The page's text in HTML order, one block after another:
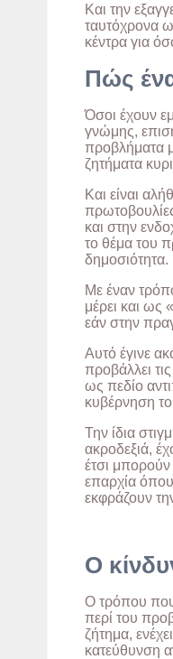
Και την
ταυτόχρονα
κέντρα για
Πώς
Όσοι έχουν
γνώμης,
προβλήματα
ζητήματα
Και είναι
και στην
το θέμα του
δημοσιότητα.
Με έναν
μέρει και ως
εάν στην
Αυτό έγινε
προβάλλει
ως πεδίο
κυβέρνηση
Την ίδια
ακροδεξιά,
έτσι μπορούν
επαρχία όπου
εκφράζουν
Ο
Ο τρόπου που
περί του
ζήτημα,
κατεύθυνση